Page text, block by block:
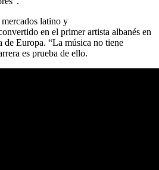
latino y
en el primer artista albanés en
Europa. “La música no tiene
es prueba de ello.